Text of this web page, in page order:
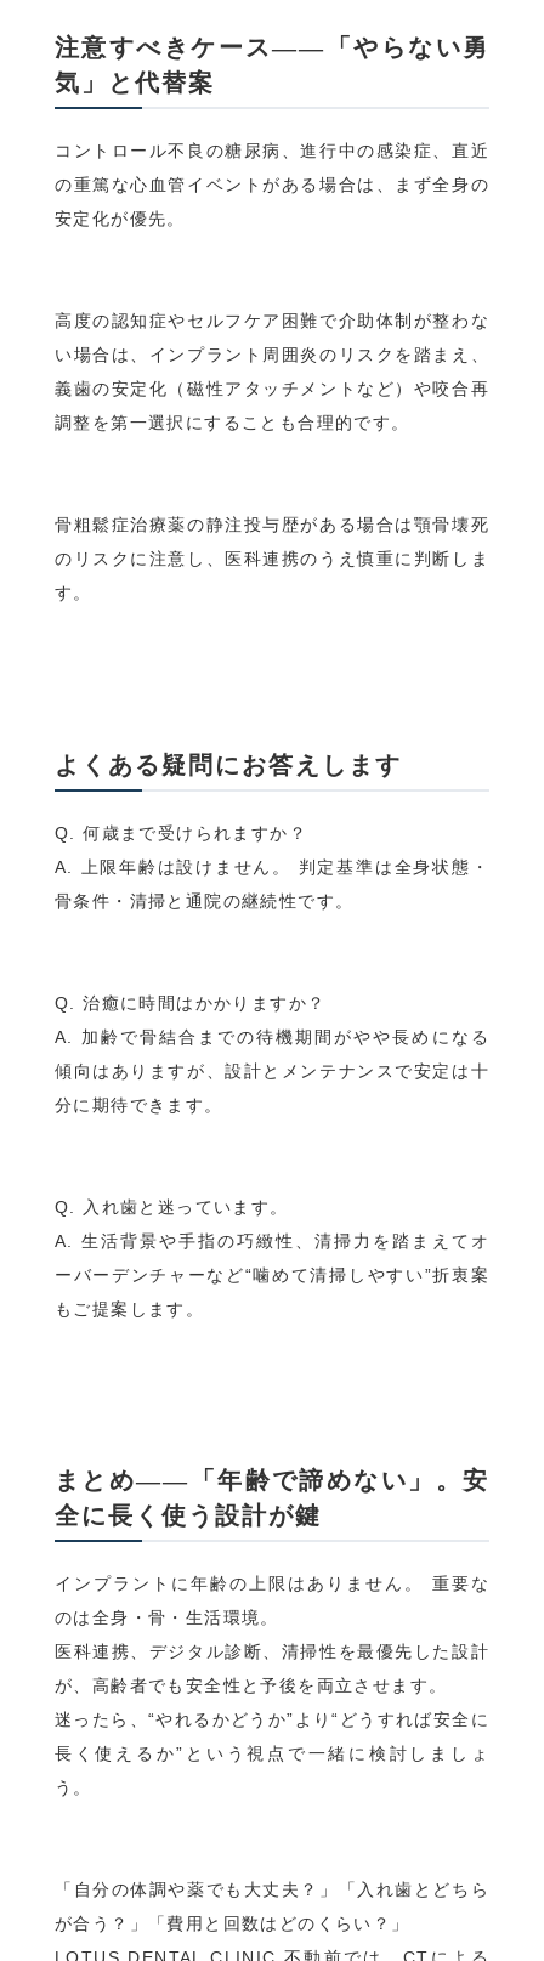
注意すべきケース——「やらない勇
気」と代替案
コントロール不良の糖尿病、進行中の感染症、直近
の重篤な心血管イベントがある場合は、まず全身の
安定化が優先。
高度の認知症やセルフケア困難で介助体制が整わな
い場合は、インプラント周囲炎のリスクを踏まえ、
義歯の安定化（磁性アタッチメントなど）や咬合再
調整を第一選択にすることも合理的です。
骨粗鬆症治療薬の静注投与歴がある場合は顎骨壊死
のリスクに注意し、医科連携のうえ慎重に判断しま
す。
よくある疑問にお答えします
Q. 何歳まで受けられますか？
A. 上限年齢は設けません。 判定基準は全身状態・
骨条件・清掃と通院の継続性です。
Q. 治癒に時間はかかりますか？
A. 加齢で骨結合までの待機期間がやや長めになる
傾向はありますが、設計とメンテナンスで安定は十
分に期待できます。
Q. 入れ歯と迷っています。
A. 生活背景や手指の巧緻性、清掃力を踏まえてオ
ーバーデンチャーなど“噛めて清掃しやすい”折衷案
もご提案します。
まとめ——「年齢で諦めない」。安
全に長く使う設計が鍵
インプラントに年齢の上限はありません。 重要な
のは全身・骨・生活環境。
医科連携、デジタル診断、清掃性を最優先した設計
が、高齢者でも安全性と予後を両立させます。
迷ったら、“やれるかどうか”より“どうすれば安全に
長く使えるか”という視点で一緒に検討しましょ
う。
「自分の体調や薬でも大丈夫？」「入れ歯とどちら
が合う？」「費用と回数はどのくらい？」